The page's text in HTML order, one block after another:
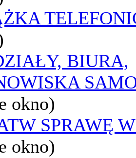
BIURA,
okno)
SPRAWĘ
okno)